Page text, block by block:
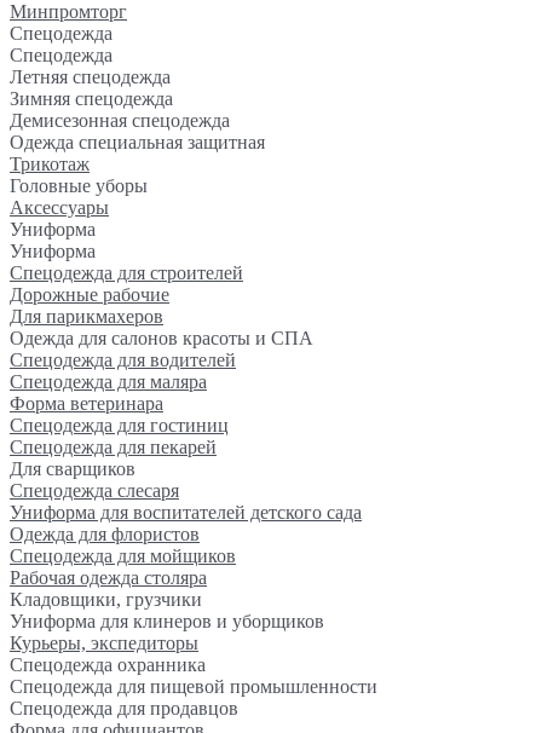
Минпромторг
Спецодежда
Спецодежда
Летняя спецодежда
Зимняя спецодежда
Демисезонная спецодежда
Одежда специальная защитная
Трикотаж
Головные уборы
Аксессуары
Униформа
Униформа
Спецодежда для строителей
Дорожные рабочие
Для парикмахеров
Одежда для салонов красоты и СПА
Спецодежда для водителей
Спецодежда для маляра
Форма ветеринара
Спецодежда для гостиниц
Спецодежда для пекарей
Для сварщиков
Спецодежда слесаря
Униформа для воспитателей детского сада
Одежда для флористов
Спецодежда для мойщиков
Рабочая одежда столяра
Кладовщики, грузчики
Униформа для клинеров и уборщиков
Курьеры, экспедиторы
Спецодежда охранника
Спецодежда для пищевой промышленности
Спецодежда для продавцов